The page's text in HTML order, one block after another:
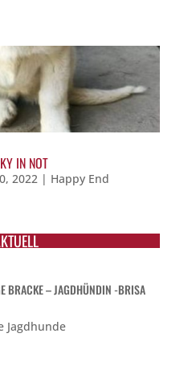
IN NOT
2022| Happy End
BRACKE – JAGDHÜNDIN -BRISA
Jagdhunde